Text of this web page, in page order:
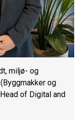
miljø- og
og
of Digital and